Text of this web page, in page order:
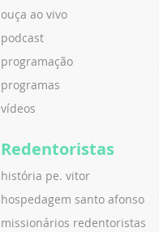
ouça ao vivo
podcast
programação
programas
vídeos
Redentoristas
história pe. vitor
hospedagem santo afonso
missionários redentoristas